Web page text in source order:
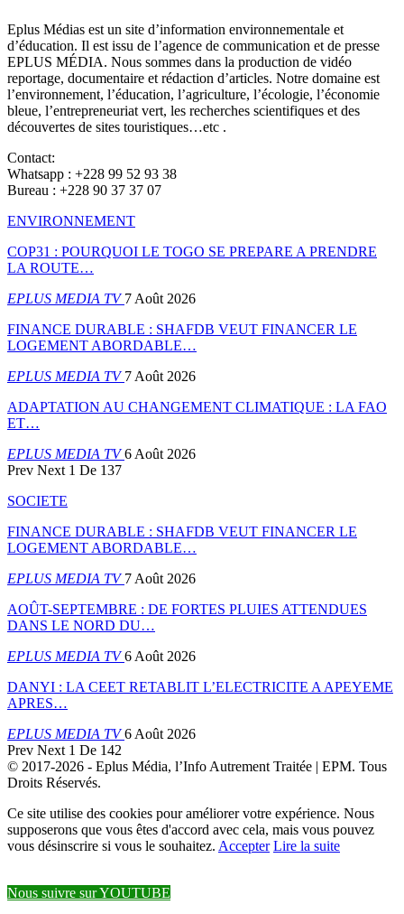
Eplus Médias est un site d’information environnementale et
d’éducation. Il est issu de l’agence de communication et de presse
EPLUS MÉDIA. Nous sommes dans la production de vidéo
reportage, documentaire et rédaction d’articles. Notre domaine est
l’environnement, l’éducation, l’agriculture, l’écologie, l’économie
bleue, l’entrepreneuriat vert, les recherches scientifiques et des
découvertes de sites touristiques…etc .
Contact:
Whatsapp : +228 99 52 93 38
Bureau : +228 90 37 37 07
ENVIRONNEMENT
COP31 : POURQUOI LE TOGO SE PREPARE A PRENDRE
LA ROUTE…
EPLUS MEDIA TV7 Août 2026
FINANCE DURABLE : SHAFDB VEUT FINANCER LE
LOGEMENT ABORDABLE…
EPLUS MEDIA TV7 Août 2026
ADAPTATION AU CHANGEMENT CLIMATIQUE : LA FAO
ET…
EPLUS MEDIA TV6 Août 2026
Prev Next 1 De 137
SOCIETE
FINANCE DURABLE : SHAFDB VEUT FINANCER LE
LOGEMENT ABORDABLE…
EPLUS MEDIA TV7 Août 2026
AOÛT-SEPTEMBRE : DE FORTES PLUIES ATTENDUES
DANS LE NORD DU…
EPLUS MEDIA TV6 Août 2026
DANYI : LA CEET RETABLIT L’ELECTRICITE A APEYEME
APRES…
EPLUS MEDIA TV6 Août 2026
Prev Next 1 De 142
© 2017-2026 - Eplus Média, l’Info Autrement Traitée | EPM. Tous
Droits Réservés.
Ce site utilise des cookies pour améliorer votre expérience. Nous
supposerons que vous êtes d'accord avec cela, mais vous pouvez
vous désinscrire si vous le souhaitez. Accepter Lire la suite
Nous suivre sur YOUTUBE